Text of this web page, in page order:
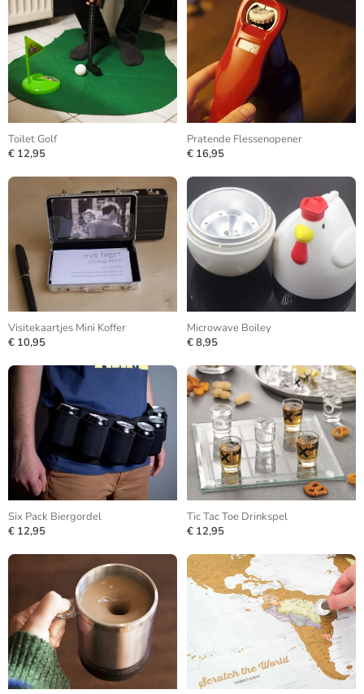
Toilet Golf
€ 12,95
Pratende Flessenopener
€ 16,95
Visitekaartjes Mini Koffer
€ 10,95
Microwave Boiley
€ 8,95
Six Pack Biergordel
€ 12,95
Tic Tac Toe Drinkspel
€ 12,95